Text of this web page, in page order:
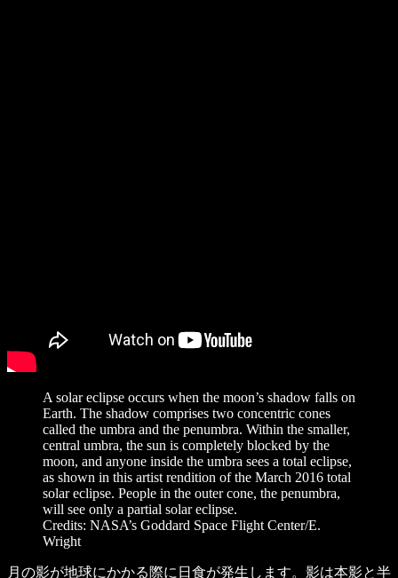
A solar eclipse occurs when the moon’s shadow falls on
Earth. The shadow comprises two concentric cones
called the umbra and the penumbra. Within the smaller,
central umbra, the sun is completely blocked by the
moon, and anyone inside the umbra sees a total eclipse,
as shown in this artist rendition of the March 2016 total
solar eclipse. People in the outer cone, the penumbra,
will see only a partial solar eclipse.
Credits: NASA’s Goddard Space Flight Center/E.
Wright
月の影が地球にかかる際に日食が発生します。影は本影と半